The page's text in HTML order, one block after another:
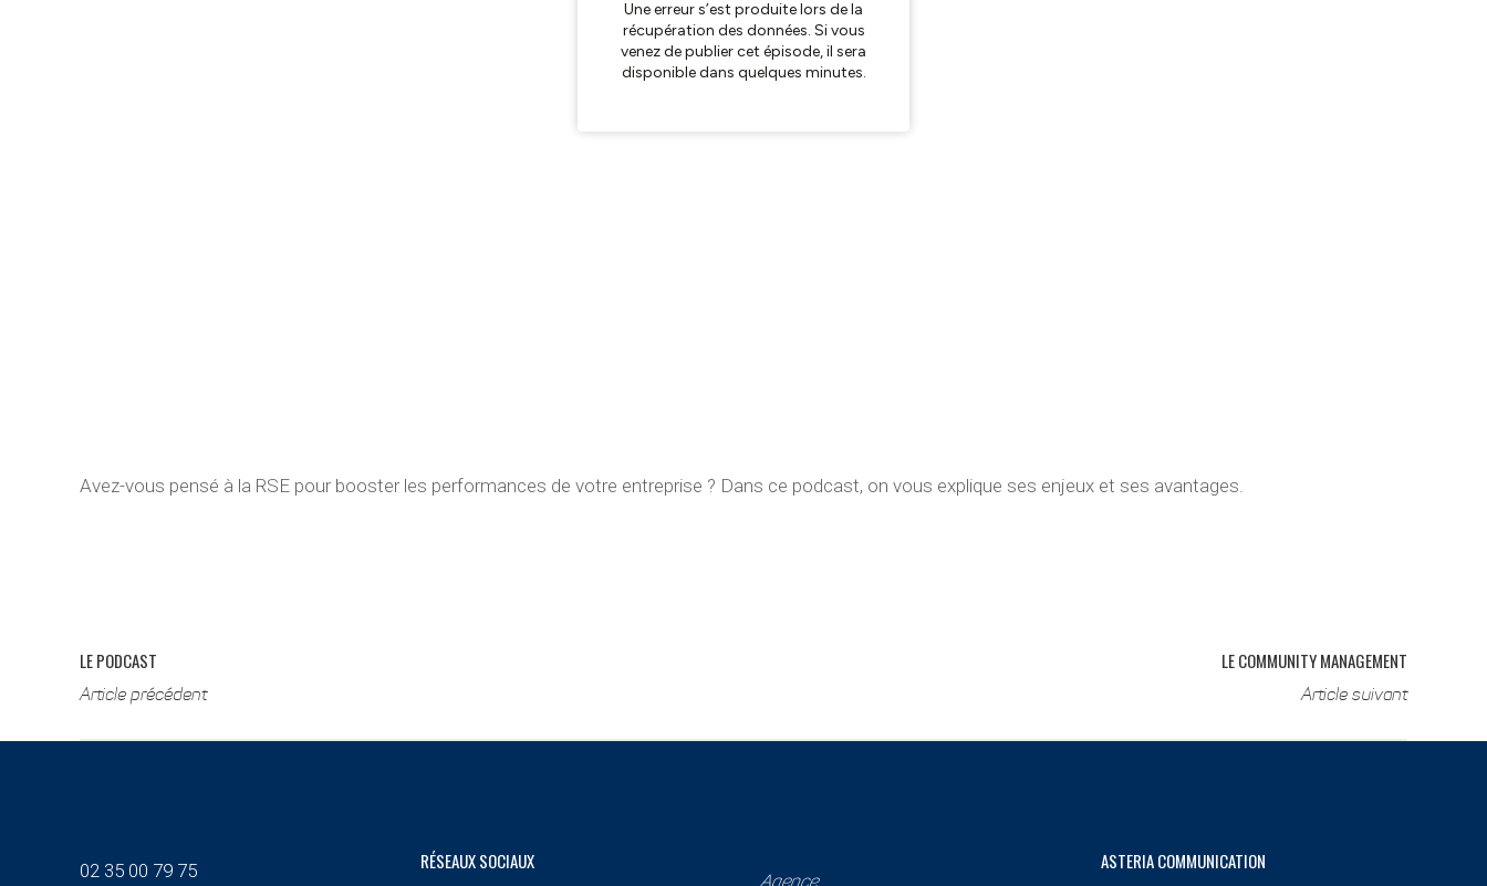
Avez-vous pensé à la RSE pour booster les performances de votre entreprise ? Dans ce podcast, on vous explique ses enjeux et ses avantages.
LE PODCAST
Article précédent
LE COMMUNITY MANAGEMENT
Article suivant
02 35 00 79 75 RÉSEAUX SOCIAUX ASTERIA COMMUNICATION